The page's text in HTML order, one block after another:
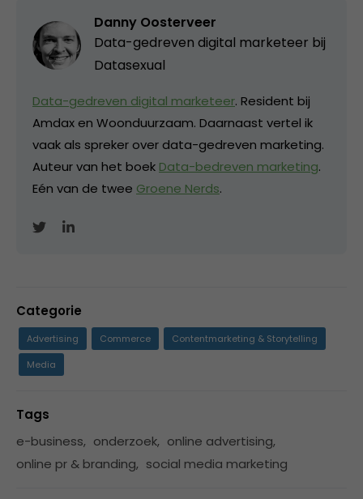
Danny Oosterveer
Data-gedreven digital marketeer bij
Datasexual
Data-gedreven digital marketeer. Resident bij
Amdax en Woonduurzaam. Daarnaast vertel ik
vaak als spreker over data-gedreven marketing.
Auteur van het boek Data-bedreven marketing.
Eén van de twee Groene Nerds.
Categorie
Advertising Commerce
Contentmarketing & Storytelling
Media
Tags
e-business, onderzoek, online advertising,
online pr & branding, social media marketing